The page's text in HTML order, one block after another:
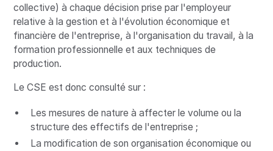
collective) à chaque décision prise par l'employeur
relative à la gestion et à l'évolution économique et
financière de l'entreprise, à l'organisation du travail, à la
formation professionnelle et aux techniques de
production.
Le CSE est donc consulté sur :
Les mesures de nature à affecter le volume ou la
structure des effectifs de l'entreprise ;
La modification de son organisation économique ou